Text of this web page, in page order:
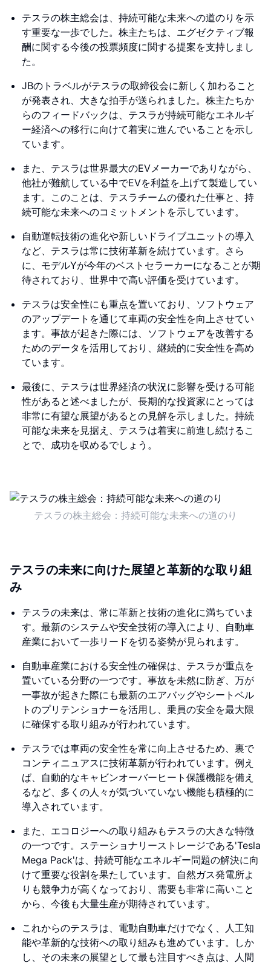
テスラの株主総会は、持続可能な未来への道のりを示
す重要な一歩でした。株主たちは、エグゼクティブ報
酬に関する今後の投票頻度に関する提案を支持しまし
た。
JBのトラベルがテスラの取締役会に新しく加わること
が発表され、大きな拍手が送られました。株主たちか
らのフィードバックは、テスラが持続可能なエネルギ
ー経済への移行に向けて着実に進んでいることを示し
ています。
また、テスラは世界最大のEVメーカーでありながら、
他社が難航している中でEVを利益を上げて製造してい
ます。このことは、テスラチームの優れた仕事と、持
続可能な未来へのコミットメントを示しています。
自動運転技術の進化や新しいドライブユニットの導入
など、テスラは常に技術革新を続けています。さら
に、モデルYが今年のベストセラーカーになることが期
待されており、世界中で高い評価を受けています。
テスラは安全性にも重点を置いており、ソフトウェア
のアップデートを通じて車両の安全性を向上させてい
ます。事故が起きた際には、ソフトウェアを改善する
ためのデータを活用しており、継続的に安全性を高め
ています。
最後に、テスラは世界経済の状況に影響を受ける可能
性があると述べましたが、長期的な投資家にとっては
非常に有望な展望があるとの見解を示しました。持続
可能な未来を見据え、テスラは着実に前進し続けるこ
とで、成功を収めるでしょう。
テスラの株主総会：持続可能な未来への道のり
テスラの未来に向けた展望と革新的な取り組
み
テスラの未来は、常に革新と技術の進化に満ちていま
す。最新のシステムや安全技術の導入により、自動車
産業において一歩リードを切る姿勢が見られます。
自動車産業における安全性の確保は、テスラが重点を
置いている分野の一つです。事故を未然に防ぎ、万が
一事故が起きた際にも最新のエアバッグやシートベル
トのプリテンショナーを活用し、乗員の安全を最大限
に確保する取り組みが行われています。
テスラでは車両の安全性を常に向上させるため、裏で
コンティニュアスに技術革新が行われています。例え
ば、自動的なキャビンオーバーヒート保護機能を備え
るなど、多くの人々が気づいていない機能も積極的に
導入されています。
また、エコロジーへの取り組みもテスラの大きな特徴
の一つです。ステーショナリーストレージである'Tesla
Mega Pack'は、持続可能なエネルギー問題の解決に向
けて重要な役割を果たしています。自然ガス発電所よ
りも競争力が高くなっており、需要も非常に高いこと
から、今後も大量生産が期待されています。
これからのテスラは、電動自動車だけでなく、人工知
能や革新的な技術への取り組みも進めています。しか
し、その未来の展望として最も注目すべき点は、人間